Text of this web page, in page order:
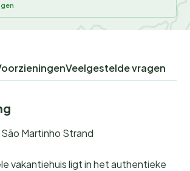
Veelgestelde vragen
Martinho Strand
vakantiehuis ligt in het authentieke